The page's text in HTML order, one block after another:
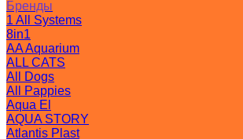
Бренды
1 All Systems
8in1
AA Aquarium
ALL CATS
All Dogs
All Pappies
Aqua El
AQUA STORY
Atlantis Plast